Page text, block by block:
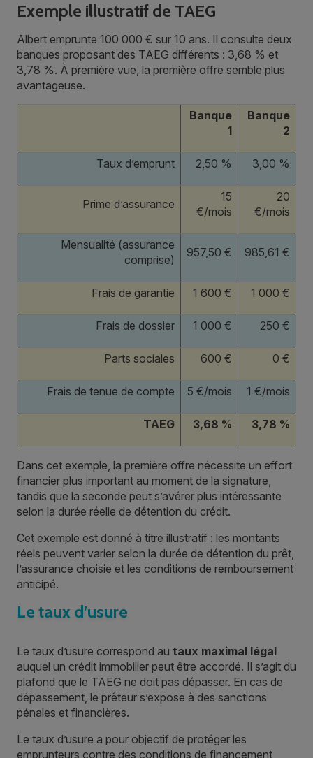
Exemple illustratif de TAEG
Albert emprunte 100 000 € sur 10 ans. Il consulte deux
banques proposant des TAEG différents : 3,68 % et
3,78 %. À première vue, la première offre semble plus
avantageuse.
Banque
1
Banque
2
Taux d’emprunt 2,50 % 3,00 %
Prime d’assurance
15
€/mois
20
€/mois
Mensualité (assurance
comprise)
957,50 € 985,61 €
Frais de garantie 1 600 € 1 000 €
Frais de dossier 1 000 € 250 €
Parts sociales 600 € 0 €
Frais de tenue de compte 5 €/mois 1 €/mois
TAEG 3,68 % 3,78 %
Dans cet exemple, la première offre nécessite un effort
financier plus important au moment de la signature,
tandis que la seconde peut s’avérer plus intéressante
selon la durée réelle de détention du crédit.
Cet exemple est donné à titre illustratif : les montants
réels peuvent varier selon la durée de détention du prêt,
l’assurance choisie et les conditions de remboursement
anticipé.
Le taux d’usure
Le taux d’usure correspond au taux maximal légal
auquel un crédit immobilier peut être accordé. Il s’agit du
plafond que le TAEG ne doit pas dépasser. En cas de
dépassement, le prêteur s’expose à des sanctions
pénales et financières.
Le taux d’usure a pour objectif de protéger les
emprunteurs contre des conditions de financement